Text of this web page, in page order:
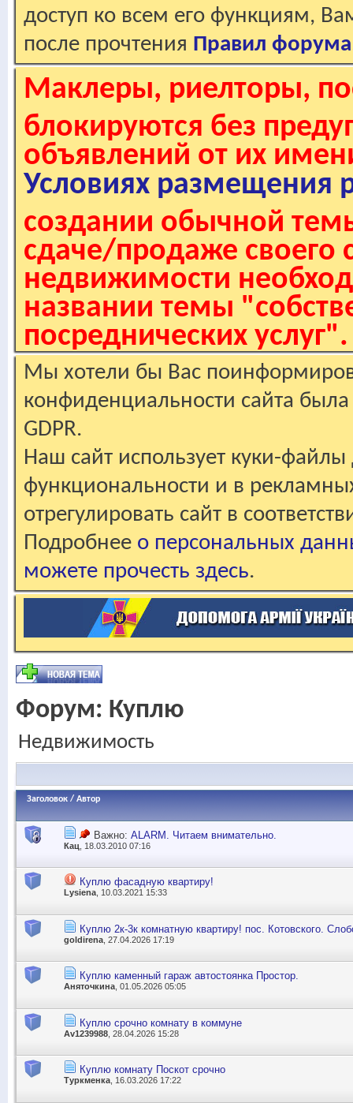
доступ ко всем его функциям,
после прочтения Правил форума
Маклеры, риелторы,
блокируются без
объявлений от их
Условиях размещения
создании обычной
сдаче/продаже своего
недвижимости
названии темы
посреднических услуг".
Мы хотели бы Вас
конфиденциальности сайта
GDPR.
Наш сайт использует куки-файлы
функциональности и в
отрегулировать сайт в
Подробнее о персональных
можете прочесть здесь.
Форум: Куплю
Недвижимость
Заголовок / Автор
Важно: ALARM. Читаем внимательно.
Кац , 18.03.2010 07:16
Куплю фасадную квартиру!
Lysiena, 10.03.2021 15:33
Куплю 2к-3к комнатную квартиру! пос. Котовского.
goldirena , 27.04.2026 17:19
Куплю каменный гараж автостоянка Простор.
Аняточкина, 01.05.2026 05:05
Куплю срочно комнату в коммуне
Av1239988 , 28.04.2026 15:28
Куплю комнату Поскот срочно
Туркменка , 16.03.2026 17:22